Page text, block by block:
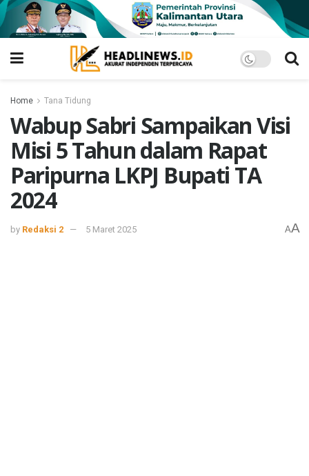
Home Tana Tidung
Wabup Sabri Sampaikan Visi
Misi 5 Tahun dalam Rapat
Paripurna LKPJ Bupati TA
2024
by Redaksi 2 5 Maret 2025 AA